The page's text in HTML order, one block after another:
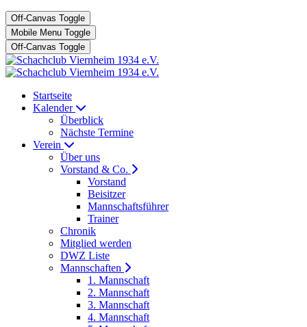
Off-Canvas Toggle
Mobile Menu Toggle
Off-Canvas Toggle
Startseite
Kalender
Überblick
Nächste Termine
Verein
Über uns
Vorstand & Co.
Vorstand
Beisitzer
Mannschaftsführer
Trainer
Chronik
Mitglied werden
DWZ Liste
Mannschaften
1. Mannschaft
2. Mannschaft
3. Mannschaft
4. Mannschaft